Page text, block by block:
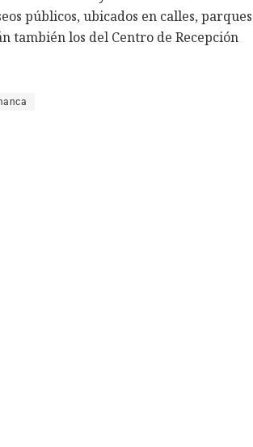
públicos, ubicados en calles, parques
también los del Centro de Recepción